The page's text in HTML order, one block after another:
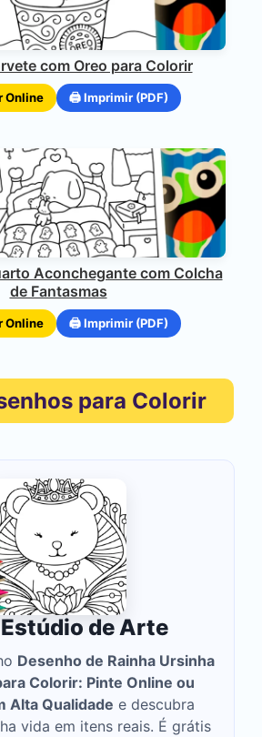
com Oreo para Colorir
Online 🖨️ Imprimir (PDF)
Aconchegante com Colcha
de Fantasmas
Online 🖨️ Imprimir (PDF)
para Colorir
Estúdio de Arte
Desenho de Rainha Ursinha
Colorir: Pinte Online ou
Alta Qualidade e descubra
vida em itens reais. É grátis